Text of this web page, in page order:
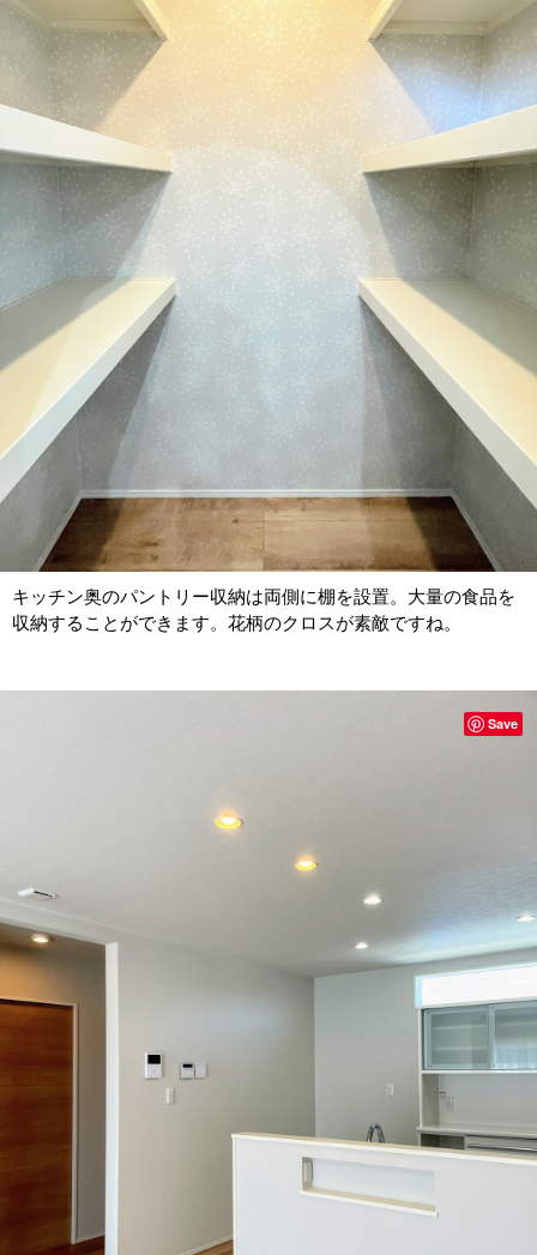
キッチン奥のパントリー収納は両側に棚を設置。大量の食品を
収納することができます。花柄のクロスが素敵ですね。
Save